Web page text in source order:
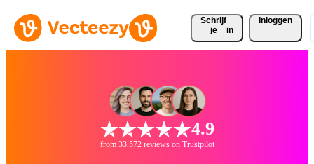
Schrijf
je
in
Inloggen
4.9
from 33.572 reviews on Trustpilot